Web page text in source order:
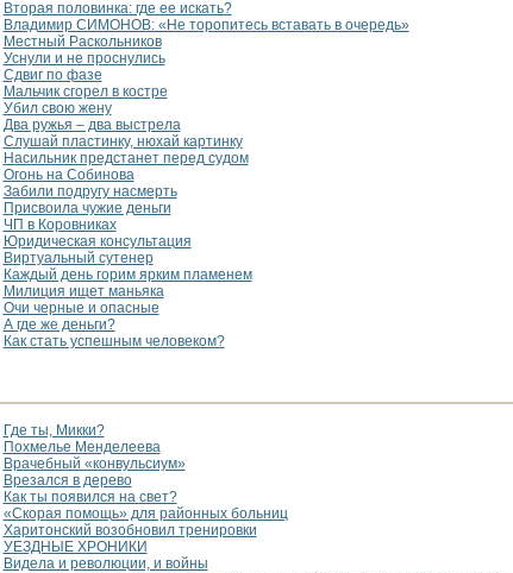
Вторая половинка: где ее искать?
Владимир СИМОНОВ: «Не торопитесь вставать в очередь»
Местный Раскольников
Уснули и не проснулись
Сдвиг по фазе
Мальчик сгорел в костре
Убил свою жену
Два ружья – два выстрела
Слушай пластинку, нюхай картинку
Насильник предстанет перед судом
Огонь на Собинова
Забили подругу насмерть
Присвоила чужие деньги
ЧП в Коровниках
Юридическая консультация
Виртуальный сутенер
Каждый день горим ярким пламенем
Милиция ищет маньяка
Очи черные и опасные
А где же деньги?
Как стать успешным человеком?
Где ты, Микки?
Похмелье Менделеева
Врачебный «конвульсиум»
Врезался в дерево
Как ты появился на свет?
«Скорая помощь» для районных больниц
Харитонский возобновил тренировки
УЕЗДНЫЕ ХРОНИКИ
Видела и революции, и войны